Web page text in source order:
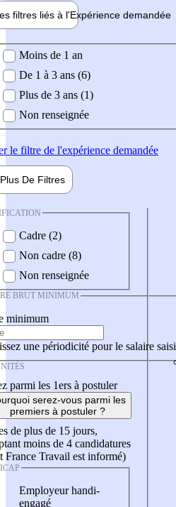
filtres liés à l'Expérience demandée
demandée
Moins de 1 an
De 1 à 3 ans (6)
Plus de 3 ans (1)
Non renseignée
le filtre de l'expérience demandée
Plus De Filtres
Cadre (2)
Non cadre (8)
Non renseignée
BRUT MINIMUM
minimum
une périodicité pour le salaire saisi
parmi les 1ers à postuler
serez-vous parmi les
premiers à postuler ?
de plus de 15 jours,
moins de 4 candidatures
France Travail est informé)
Employeur handi-
engagé